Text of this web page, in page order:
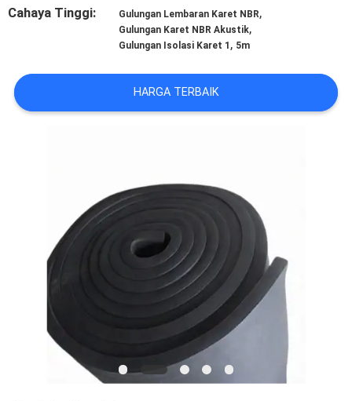
BLOG
PENAWARAN
POLICY
Cahaya Tinggi: Gulungan Lembaran Karet NBR,
Gulungan Karet NBR Akustik,
Gulungan Isolasi Karet 1 , 5m
HARGA TERBAIK